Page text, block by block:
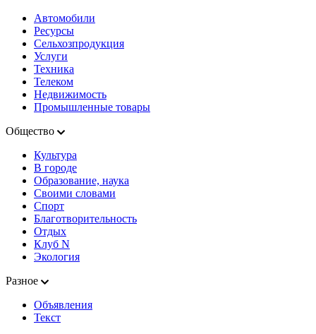
Автомобили
Ресурсы
Сельхозпродукция
Услуги
Техника
Телеком
Недвижимость
Промышленные товары
Общество
Культура
В городе
Образование, наука
Своими словами
Спорт
Благотворительность
Отдых
Клуб N
Экология
Разное
Объявления
Текст